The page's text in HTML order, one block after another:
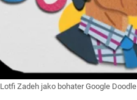
Lotfi Zadeh jako bohater Google Doodle